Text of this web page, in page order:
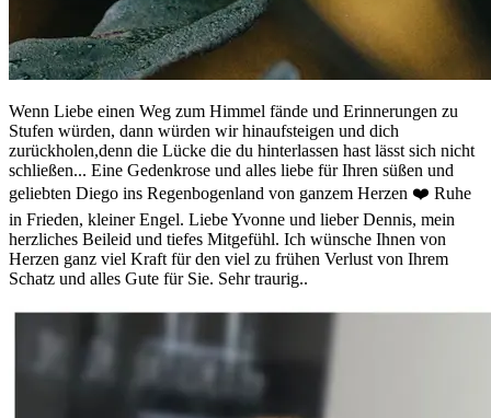
Wenn Liebe einen Weg zum Himmel fände und Erinnerungen zu
Stufen würden, dann würden wir hinaufsteigen und dich
zurückholen,denn die Lücke die du hinterlassen hast lässt sich nicht
schließen... Eine Gedenkrose und alles liebe für Ihren süßen und
geliebten Diego ins Regenbogenland von ganzem Herzen ❤️ Ruhe
in Frieden, kleiner Engel. Liebe Yvonne und lieber Dennis, mein
herzliches Beileid und tiefes Mitgefühl. Ich wünsche Ihnen von
Herzen ganz viel Kraft für den viel zu frühen Verlust von Ihrem
Schatz und alles Gute für Sie. Sehr traurig..